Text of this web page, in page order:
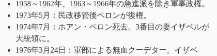
1958～1962年、1963～1966年の急進派を除き軍事政権。
1973年5月：民政移管後ペロンが復権。
1974年7月：ホアン・ペロン死去。3番目の妻イザベルが
大統領に。
1976年3月24日：軍部による無血クーデター。イザベ